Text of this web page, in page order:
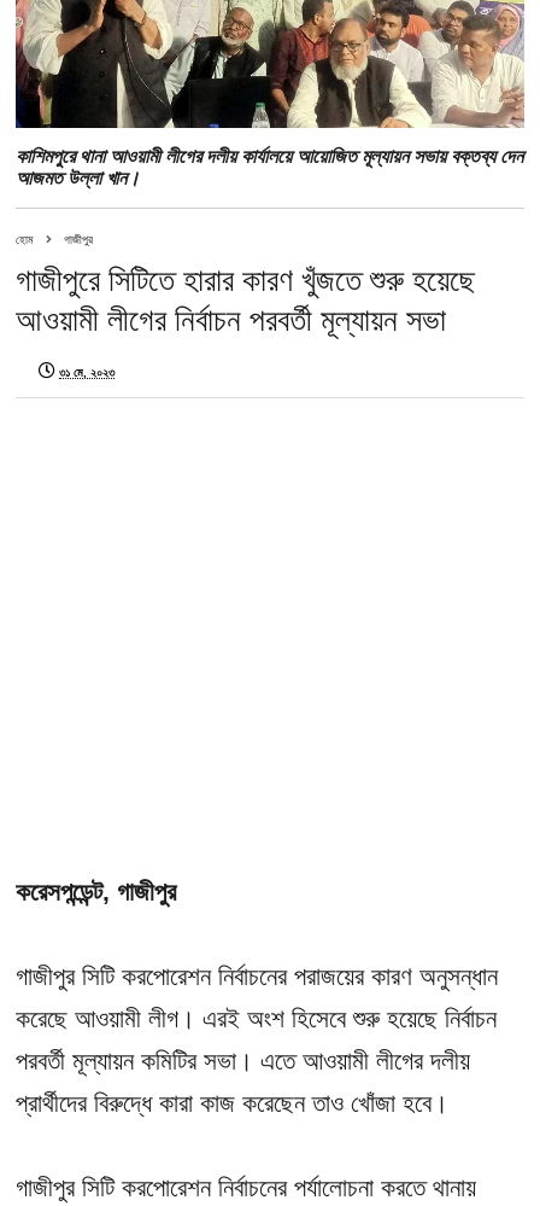
কাশিমপুরে থানা আওয়ামী লীগের দলীয় কার্যালয়ে আয়োজিত মূল্যায়ন সভায় বক্তব্য দেন
আজমত উল্লা খান।
হোম গাজীপুর
গাজীপুরে সিটিতে হারার কারণ খুঁজতে শুরু হয়েছে
আওয়ামী লীগের নির্বাচন পরবর্তী মূল্যায়ন সভা
৩১ মে, ২০২৩
করেসপন্ডেন্ট, গাজীপুর
গাজীপুর সিটি করপোরেশন নির্বাচনের পরাজয়ের কারণ অনুসন্ধান
করেছে আওয়ামী লীগ। এরই অংশ হিসেবে শুরু হয়েছে নির্বাচন
পরবর্তী মূল্যায়ন কমিটির সভা। এতে আওয়ামী লীগের দলীয়
প্রার্থীদের বিরুদ্ধে কারা কাজ করেছেন তাও খোঁজা হবে।
গাজীপুর সিটি করপোরেশন নির্বাচনের পর্যালোচনা করতে থানায়